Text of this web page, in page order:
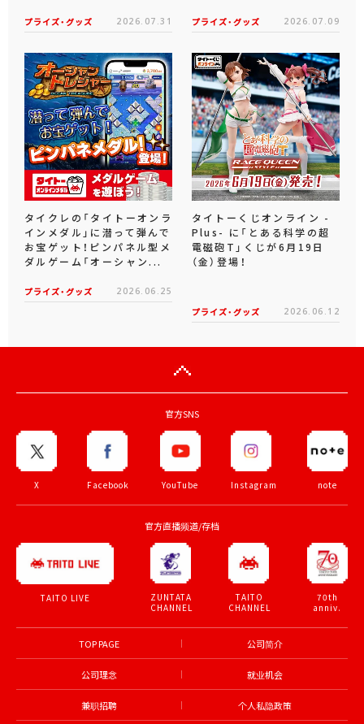
プライズ・グッズ 2026.07.31 プライズ・グッズ 2026.07.09
タイクレの「タイトーオンラ
インメダル」に潜って弾んで
お宝ゲット！ピンパネル型メ
ダルゲーム「オーシャン...
プライズ・グッズ 2026.06.25
タイトーくじオンライン -
Plus- に「とある科学の超
電磁砲T」くじが6月19日
（金）登場！
プライズ・グッズ 2026.06.12
官方SNS
X Facebook YouTube Instagram note
官方直播频道/存档
TAITO LIVE
ZUNTATA
CHANNEL
TAITO
CHANNEL
70th
anniv.
TOP PAGE 公司简介
公司理念 就业机会
兼职招聘 个人私隐政策